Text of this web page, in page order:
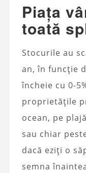
Piața
toată
Stocurile au
an, în funcție
încheie cu 0-
proprietățile
ocean, pe
sau chiar
dacă eziți o
semna